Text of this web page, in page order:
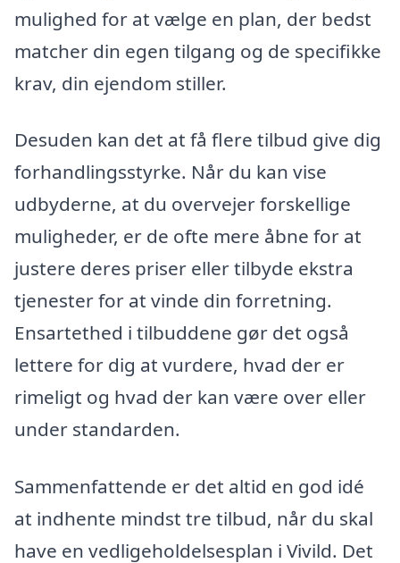
mulighed for at vælge en plan, der bedst
matcher din egen tilgang og de specifikke
krav, din ejendom stiller.
Desuden kan det at få flere tilbud give dig
forhandlingsstyrke. Når du kan vise
udbyderne, at du overvejer forskellige
muligheder, er de ofte mere åbne for at
justere deres priser eller tilbyde ekstra
tjenester for at vinde din forretning.
Ensartethed i tilbuddene gør det også
lettere for dig at vurdere, hvad der er
rimeligt og hvad der kan være over eller
under standarden.
Sammenfattende er det altid en god idé
at indhente mindst tre tilbud, når du skal
have en vedligeholdelsesplan i Vivild. Det